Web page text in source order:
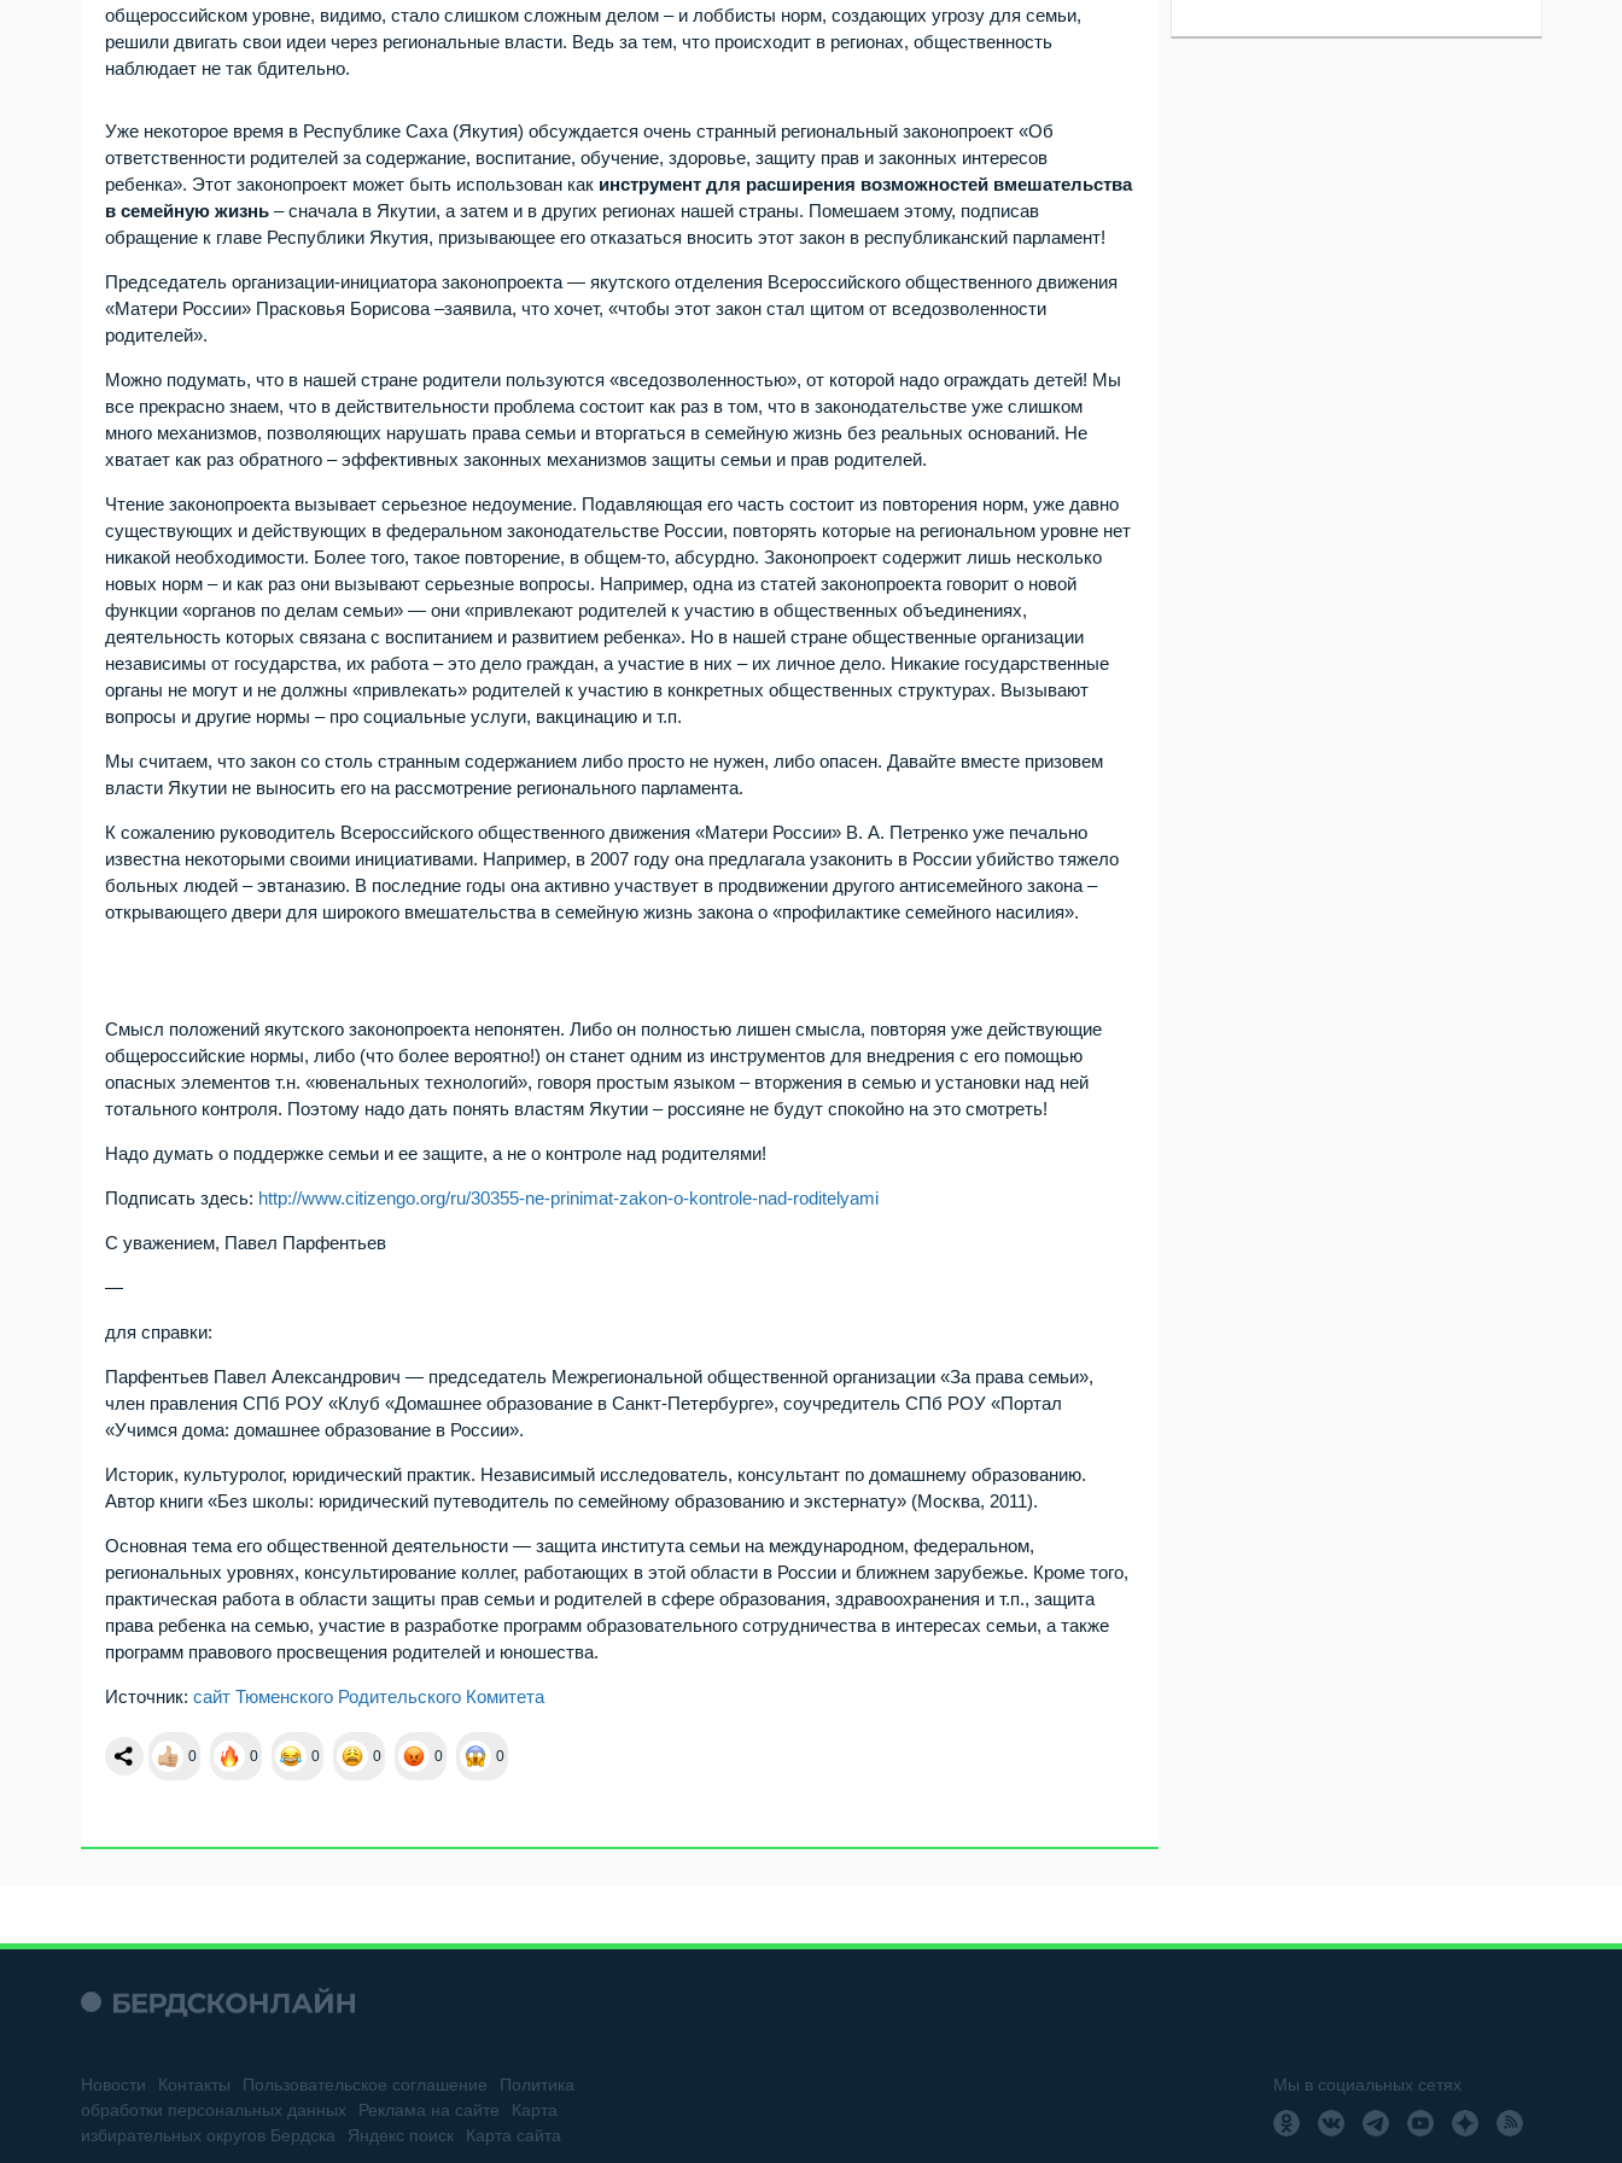
общероссийском уровне, видимо, стало слишком сложным делом – и лоббисты норм, создающих угрозу для семьи,
решили двигать свои идеи через региональные власти. Ведь за тем, что происходит в регионах, общественность
наблюдает не так бдительно.
Уже некоторое время в Республике Саха (Якутия) обсуждается очень странный региональный законопроект «Об
ответственности родителей за содержание, воспитание, обучение, здоровье, защиту прав и законных интересов
ребенка». Этот законопроект может быть использован как инструмент для расширения возможностей вмешательства
в семейную жизнь – сначала в Якутии, а затем и в других регионах нашей страны. Помешаем этому, подписав
обращение к главе Республики Якутия, призывающее его отказаться вносить этот закон в республиканский парламент!
Председатель организации-инициатора законопроекта — якутского отделения Всероссийского общественного движения
«Матери России» Прасковья Борисова –заявила, что хочет, «чтобы этот закон стал щитом от вседозволенности
родителей».
Можно подумать, что в нашей стране родители пользуются «вседозволенностью», от которой надо ограждать детей! Мы
все прекрасно знаем, что в действительности проблема состоит как раз в том, что в законодательстве уже слишком
много механизмов, позволяющих нарушать права семьи и вторгаться в семейную жизнь без реальных оснований. Не
хватает как раз обратного – эффективных законных механизмов защиты семьи и прав родителей.
Чтение законопроекта вызывает серьезное недоумение. Подавляющая его часть состоит из повторения норм, уже давно
существующих и действующих в федеральном законодательстве России, повторять которые на региональном уровне нет
никакой необходимости. Более того, такое повторение, в общем-то, абсурдно. Законопроект содержит лишь несколько
новых норм – и как раз они вызывают серьезные вопросы. Например, одна из статей законопроекта говорит о новой
функции «органов по делам семьи» — они «привлекают родителей к участию в общественных объединениях,
деятельность которых связана с воспитанием и развитием ребенка». Но в нашей стране общественные организации
независимы от государства, их работа – это дело граждан, а участие в них – их личное дело. Никакие государственные
органы не могут и не должны «привлекать» родителей к участию в конкретных общественных структурах. Вызывают
вопросы и другие нормы – про социальные услуги, вакцинацию и т.п.
Мы считаем, что закон со столь странным содержанием либо просто не нужен, либо опасен. Давайте вместе призовем
власти Якутии не выносить его на рассмотрение регионального парламента.
К сожалению руководитель Всероссийского общественного движения «Матери России» В. А. Петренко уже печально
известна некоторыми своими инициативами. Например, в 2007 году она предлагала узаконить в России убийство тяжело
больных людей – эвтаназию. В последние годы она активно участвует в продвижении другого антисемейного закона –
открывающего двери для широкого вмешательства в семейную жизнь закона о «профилактике семейного насилия».
Смысл положений якутского законопроекта непонятен. Либо он полностью лишен смысла, повторяя уже действующие
общероссийские нормы, либо (что более вероятно!) он станет одним из инструментов для внедрения с его помощью
опасных элементов т.н. «ювенальных технологий», говоря простым языком – вторжения в семью и установки над ней
тотального контроля. Поэтому надо дать понять властям Якутии – россияне не будут спокойно на это смотреть!
Надо думать о поддержке семьи и ее защите, а не о контроле над родителями!
Подписать здесь: http://www.citizengo.org/ru/30355-ne-prinimat-zakon-o-kontrole-nad-roditelyami
С уважением, Павел Парфентьев
—
для справки:
Парфентьев Павел Александрович — председатель Межрегиональной общественной организации «За права семьи»,
член правления СПб РОУ «Клуб «Домашнее образование в Санкт-Петербурге», соучредитель СПб РОУ «Портал
«Учимся дома: домашнее образование в России».
Историк, культуролог, юридический практик. Независимый исследователь, консультант по домашнему образованию.
Автор книги «Без школы: юридический путеводитель по семейному образованию и экстернату» (Москва, 2011).
Основная тема его общественной деятельности — защита института семьи на международном, федеральном,
региональных уровнях, консультирование коллег, работающих в этой области в России и ближнем зарубежье. Кроме того,
практическая работа в области защиты прав семьи и родителей в сфере образования, здравоохранения и т.п., защита
права ребенка на семью, участие в разработке программ образовательного сотрудничества в интересах семьи, а также
программ правового просвещения родителей и юношества.
Источник:сайт Тюменского Родительского Комитета
0 0 0 0 0 0
Новости Контакты Пользовательское соглашение
Политика
обработки персональных данных
Реклама на сайте
Карта
избирательных округов Бердска
Яндекс поиск Карта сайта
Мы в социальных сетях